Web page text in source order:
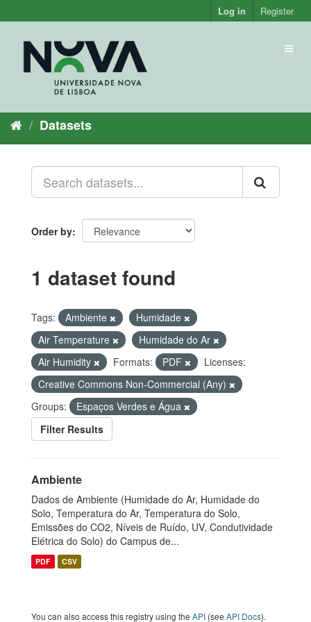
to
Log in Register
Datasets
Order by
1 dataset found
Tags: Ambiente
Humidade
Air Temperature
Humidade do Ar
Air Humidity
Formats: PDF
Licenses:
Creative Commons Non-Commercial (Any)
Groups:
Espaços Verdes e Água
Filter Results
Ambiente
Dados de Ambiente (Humidade do Ar, Humidade do
Solo, Temperatura do Ar, Temperatura do Solo,
Emissões do CO2, Níveis de Ruído, UV, Condutividade
Elétrica do Solo) do Campus de...
PDF CSV
You can also access this registry using the API (see API Docs).